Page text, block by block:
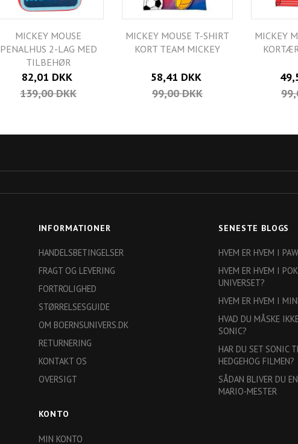
MICKEY MOUSE
PENALHUS 2-LAG MED
TILBEHØR
82,01 DKK
139,00 DKK
MICKEY MOUSE T-SHIRT
KORT TEAM MICKEY
58,41 DKK
99,00 DKK
MICKEY
INFORMATIONER
HANDELSBETINGELSER
FRAGT OG LEVERING
FORTROLIGHED
STØRRELSESGUIDE
OM BOERNSUNIVERS.DK
RETURNERING
KONTAKT OS
OVERSIGT
KONTO
MIN KONTO
SENESTE BLOGS
HVEM ER HVEM I
HVEM ER HVEM I
UNIVERSET?
HVEM ER HVEM I
HVAD DU MÅSKE
SONIC?
HAR DU SET SONIC
HEDGEHOG FILMEN?
SÅDAN BLIVER DU
MARIO-MESTER